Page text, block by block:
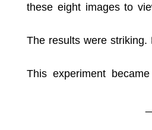
these eight images to
The results were
This experiment